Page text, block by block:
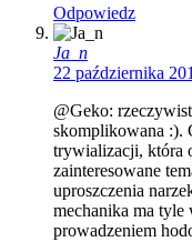
Odpowiedz
Ja_n
22 października
@Geko:
skomplikowana :).
trywializacji, która
zainteresowane
uproszczenia
mechanika ma
prowadzeniem